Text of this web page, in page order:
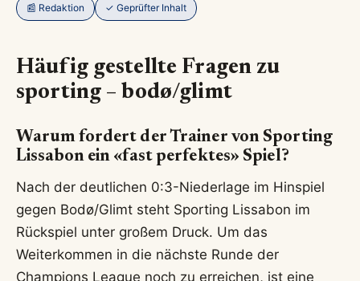
📰 Redaktion ✓ Geprüfter Inhalt
Häufig gestellte Fragen zu
sporting – bodø/glimt
Warum fordert der Trainer von Sporting
Lissabon ein «fast perfektes» Spiel?
Nach der deutlichen 0:3-Niederlage im Hinspiel
gegen Bodø/Glimt steht Sporting Lissabon im
Rückspiel unter großem Druck. Um das
Weiterkommen in die nächste Runde der
Champions League noch zu erreichen, ist eine